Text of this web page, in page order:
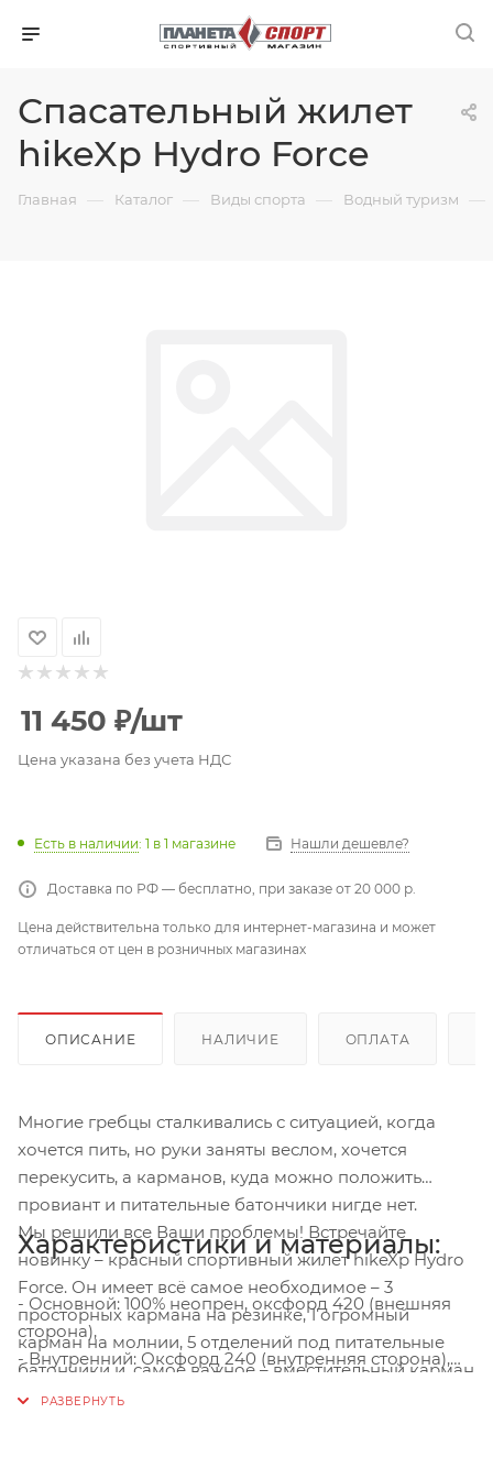
Спасательный жилет
hikeXp Hydro Force
Главная — Каталог — Виды спорта — Водный туризм —
11 450 ₽/шт
Цена указана без учета НДС
Есть в наличии: 1 в 1 магазине Нашли дешевле?
Доставка по РФ — бесплатно, при заказе от 20 000 р.
Цена действительна только для интернет-магазина и может
отличаться от цен в розничных магазинах
ОПИСАНИЕ НАЛИЧИЕ ОПЛАТА
Многие гребцы сталкивались с ситуацией, когда
хочется пить, но руки заняты веслом, хочется
перекусить, а карманов, куда можно положить
провиант и питательные батончики нигде нет.
Мы решили все Ваши проблемы! Встречайте
новинку – красный спортивный жилет hikeXp Hydro
Force. Он имеет всё самое необходимое – 3
просторных кармана на резинке, 1 огромный
карман на молнии, 5 отделений под питательные
батончики и, самое важное – вместительный карман
на спине для гидратора (питьевой системы) до двух
Характеристики и материалы:
- Основной: 100% неопрен, оксфорд 420 (внешняя
сторона),
- Внутренний: Оксфорд 240 (внутренняя сторона),